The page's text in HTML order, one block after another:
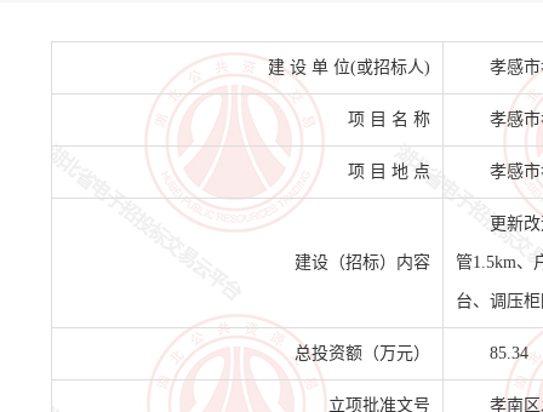
建 设 单 位(或招标人) 孝感
项 目 名 称 孝感
项 目 地 点 孝感
建设（招标）内容
更新
管1.5km、
台、调压
总投资额（万元） 85.34
立项批准文号 孝南